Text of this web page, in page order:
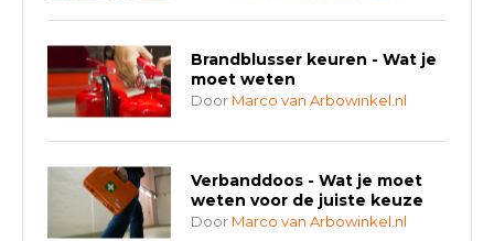
Brandblusser keuren - Wat je
moet weten
Door Marco van Arbowinkel.nl
Verbanddoos - Wat je moet
weten voor de juiste keuze
Door Marco van Arbowinkel.nl